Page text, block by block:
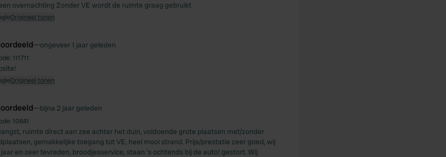
overnachting Zonder VE wordt de ruimte graag gebruikt
Origineel tonen
—ongeveer 1 jaar geleden
111711
Origineel tonen
—bijna 2 jaar geleden
10841
ruimte direct aan zee achter het duin, voldoende grote plaatsen met/zonder
gemakkelijke toegang tot VE, heel mooi strand. Prijs/prestatie zeer goed, wij
en zeer tevreden, broodjesservice, staan 's ochtends bij de auto! gestort. Wij